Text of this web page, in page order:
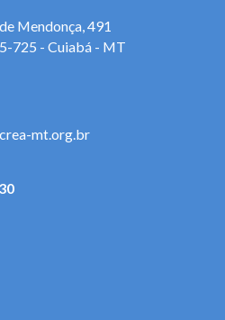
Mendonça, 491
725 - Cuiabá - MT
mt.org.br